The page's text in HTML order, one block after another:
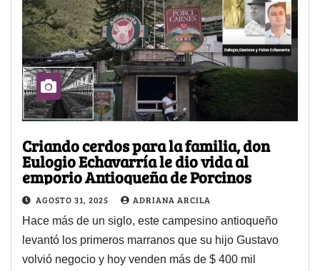
Criando cerdos para la familia, don
Eulogio Echavarría le dio vida al
emporio Antioqueña de Porcinos
AGOSTO 31, 2025 ADRIANA ARCILA
Hace más de un siglo, este campesino antioqueño
levantó los primeros marranos que su hijo Gustavo
volvió negocio y hoy venden más de $ 400 mil